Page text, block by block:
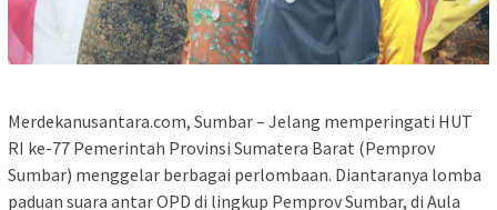
Merdekanusantara.com, Sumbar – Jelang memperingati HUT
RI ke-77 Pemerintah Provinsi Sumatera Barat (Pemprov
Sumbar) menggelar berbagai perlombaan. Diantaranya lomba
paduan suara antar OPD di lingkup Pemprov Sumbar, di Aula